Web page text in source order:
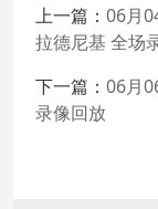
上一篇： 06月
拉德尼基 全场
下一篇： 06月
录像回放